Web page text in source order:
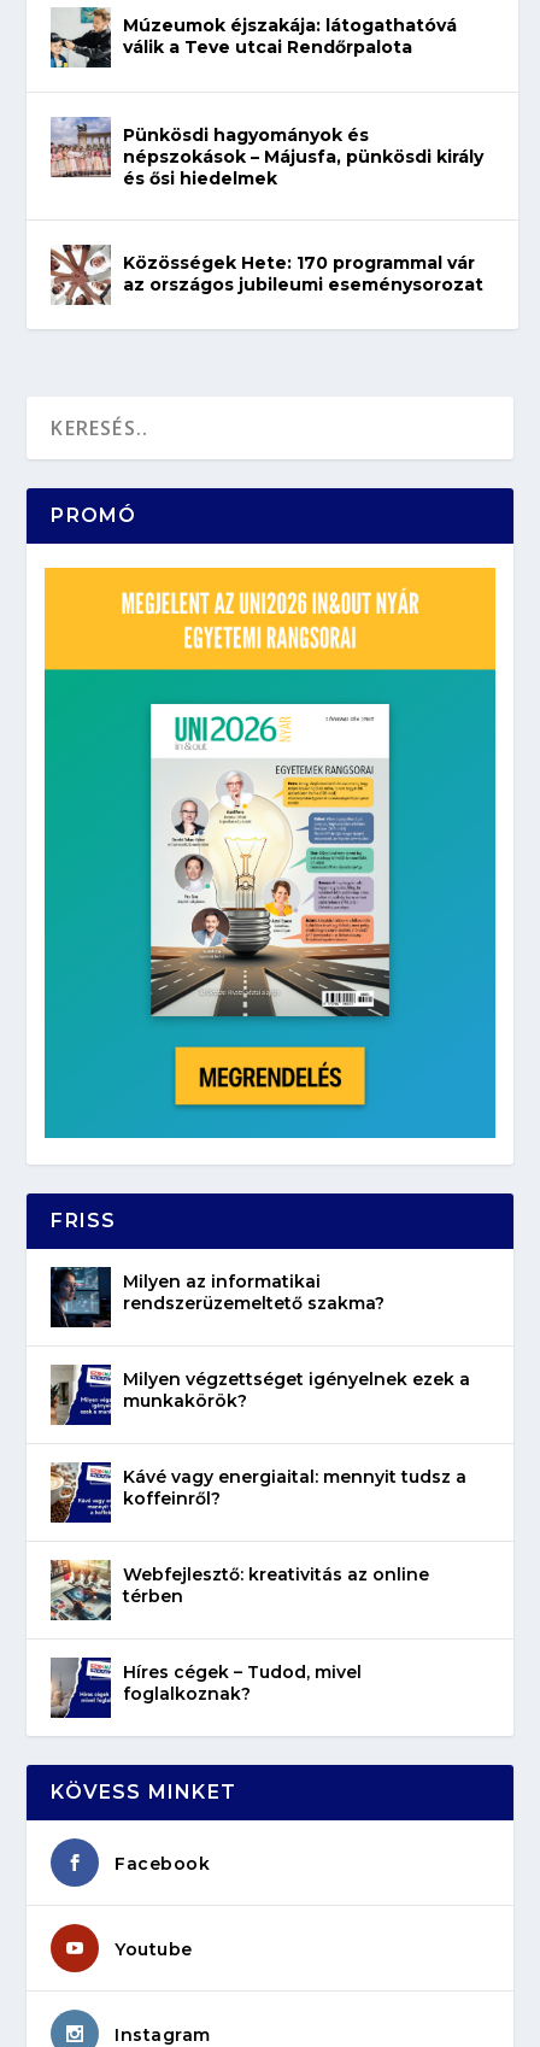
Múzeumok éjszakája: látogathatóvá
válik a Teve utcai Rendőrpalota
Pünkösdi hagyományok és
népszokások – Májusfa, pünkösdi király
és ősi hiedelmek
Közösségek Hete: 170 programmal vár
az országos jubileumi eseménysorozat
PROMÓ
FRISS
Milyen az informatikai
rendszerüzemeltető szakma?
Milyen végzettséget igényelnek ezek a
munkakörök?
Kávé vagy energiaital: mennyit tudsz a
koffeinről?
Webfejlesztő: kreativitás az online
térben
Híres cégek – Tudod, mivel
foglalkoznak?
KÖVESS MINKET
Facebook
Youtube
Instagram